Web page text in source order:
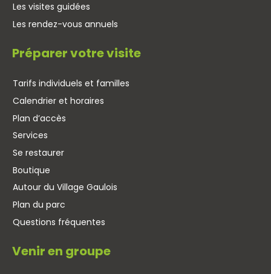
Les visites guidées
Les rendez-vous annuels
Préparer votre visite
Tarifs individuels et familles
Calendrier et horaires
Plan d’accès
Services
Se restaurer
Boutique
Autour du Village Gaulois
Plan du parc
Questions fréquentes
Venir en groupe